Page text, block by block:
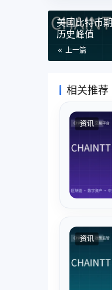
美国比特币
历史峰值
上一篇
相关推荐
资讯
资讯